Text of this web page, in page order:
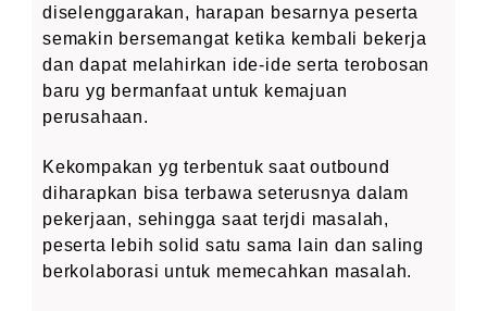
diselenggarakan, harapan besarnya peserta
semakin bersemangat ketika kembali bekerja
dan dapat melahirkan ide-ide serta terobosan
baru yg bermanfaat untuk kemajuan
perusahaan.
Kekompakan yg terbentuk saat outbound
diharapkan bisa terbawa seterusnya dalam
pekerjaan, sehingga saat terjdi masalah,
peserta lebih solid satu sama lain dan saling
berkolaborasi untuk memecahkan masalah.